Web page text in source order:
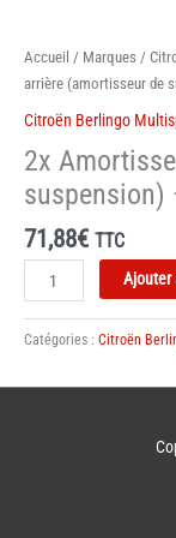
Accueil / Marques /
arrière (amortisseur de
Citroën Berlingo
2x
suspension)
71,88€ TTC
quantité
de
2x
Amortisseurs
Ajouter
Catégories : Citroën